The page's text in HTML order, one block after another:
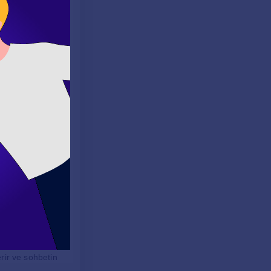
karşılıklı ilgi
ve deneyim
mi?)
sormak,
gibi sorular
ve sohbetin